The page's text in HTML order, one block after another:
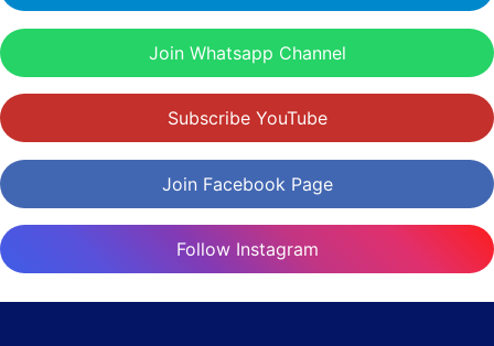
Join Whatsapp Channel
Subscribe YouTube
Join Facebook Page
Follow Instagram